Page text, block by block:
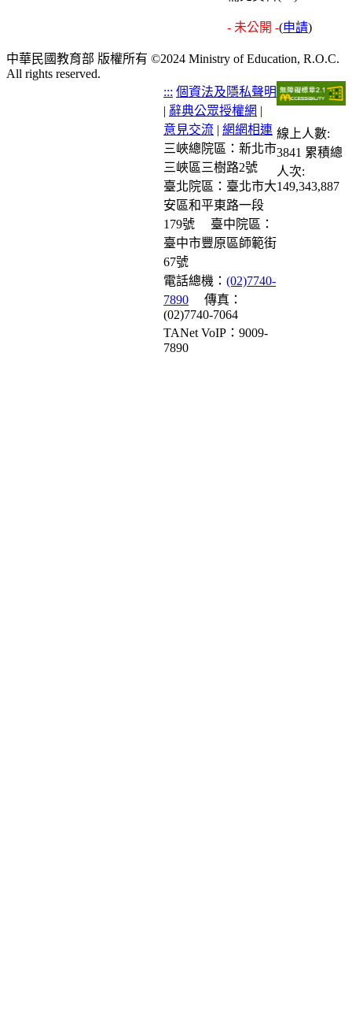
- 未公開 -(申請)
中華民國教育部 版權所有 ©2024 Ministry of Education, R.O.C.
All rights reserved.
::: 個資法及隱私聲明
| 辭典公眾授權網 |
意見交流 | 網網相連
三峽總院區：新北市
三峽區三樹路2號
臺北院區：臺北市大
安區和平東路一段
179號
臺中院區：
臺中市豐原區師範街
67號
電話總機： (02)7740-
7890
傳真：
(02)7740-7064
TANet VoIP：9009-
7890
線上人數:
3841 累積總
人次:
149,343,887